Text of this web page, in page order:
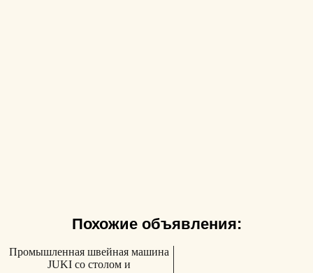
Похожие объявления:
Промышленная швейная машина
JUKI со столом и